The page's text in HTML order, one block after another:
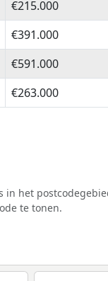
€215.000
€391.000
€591.000
€263.000
het
te tonen.